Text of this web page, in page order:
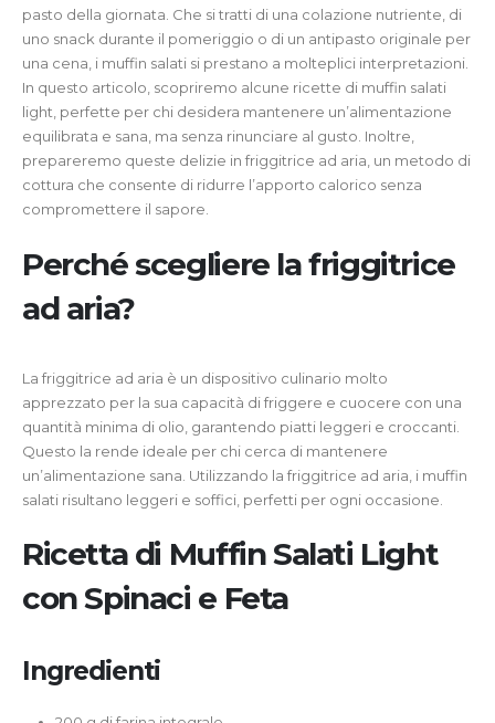
pasto della giornata. Che si tratti di una colazione nutriente, di
uno snack durante il pomeriggio o di un antipasto originale per
una cena, i muffin salati si prestano a molteplici interpretazioni.
In questo articolo, scopriremo alcune ricette di muffin salati
light, perfette per chi desidera mantenere un’alimentazione
equilibrata e sana, ma senza rinunciare al gusto. Inoltre,
prepareremo queste delizie in friggitrice ad aria, un metodo di
cottura che consente di ridurre l’apporto calorico senza
compromettere il sapore.
Perché scegliere la friggitrice
ad aria?
La friggitrice ad aria è un dispositivo culinario molto
apprezzato per la sua capacità di friggere e cuocere con una
quantità minima di olio, garantendo piatti leggeri e croccanti.
Questo la rende ideale per chi cerca di mantenere
un’alimentazione sana. Utilizzando la friggitrice ad aria, i muffin
salati risultano leggeri e soffici, perfetti per ogni occasione.
Ricetta di Muffin Salati Light
con Spinaci e Feta
Ingredienti